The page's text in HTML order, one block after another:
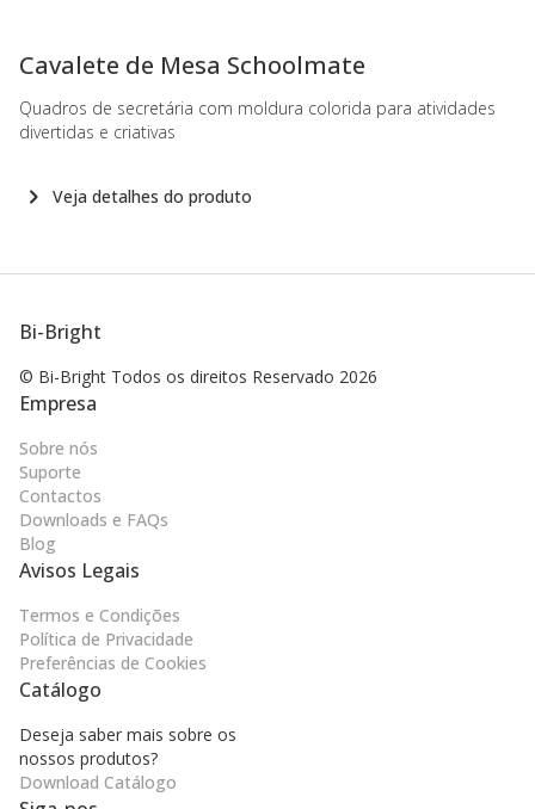
Cavalete de Mesa Schoolmate
Quadros de secretária com moldura colorida para atividades
divertidas e criativas
Veja detalhes do produto
Bi-Bright
© Bi-Bright Todos os direitos Reservado 2026
Empresa
Sobre nós
Suporte
Contactos
Downloads e FAQs
Blog
Avisos Legais
Termos e Condições
Política de Privacidade
Preferências de Cookies
Catálogo
Deseja saber mais sobre os
nossos produtos?
Download Catálogo